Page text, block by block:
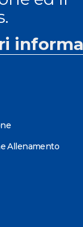
Allenamento